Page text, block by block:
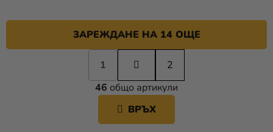
К
О
Н
Т
ЗАРЕЖДАНЕ НА 14 ОЩЕ
П
а
г
и
а
ц
1
2
46 общо артикули
ВРЪХ